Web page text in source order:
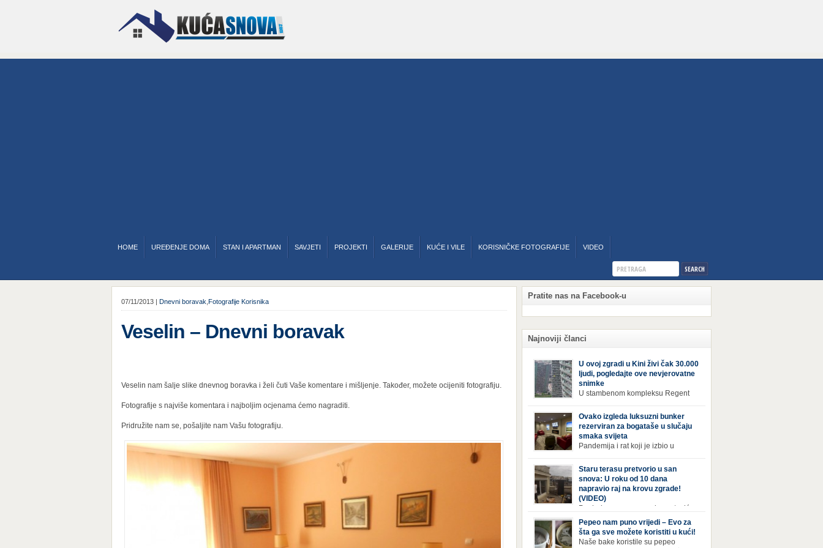
HOME UREĐENJE DOMA STAN I APARTMAN SAVJETI PROJEKTI GALERIJE KUĆE I VILE KORISNIČKE FOTOGRAFIJE VIDEO
07/11/2013 | Dnevni boravak Fotografije Korisnika
Veselin – Dnevni boravak
Veselin nam šalje slike dnevnog boravka i želi čuti Vaše komentare i mišljenje. Također, možete ocijeniti fotografiju.
Fotografije s najviše komentara i najboljim ocjenama ćemo nagraditi.
Pridružite nam se, pošaljite nam Vašu fotografiju.
Pratite nas na Facebook-u
Najnoviji članci
U ovoj zgradi u Kini živi čak 30.000
ljudi, pogledajte ove nevjerovatne
snimke
U stambenom kompleksu Regent
Qianjiang Century Cityju u poslovnoj četvrti
Hangzhoua u Kini, trenutno živi gotovo 30 hiljada
ljudi, koji nikad ne moraju izaći iz njega. Naime, s
obzirom na to da unutar zgrade mogu pronaći sve
potrepštine koje im zatrebaju, stanari ovog
njega ako […]
Ovako izgleda luksuzni bunker
rezerviran za bogataše u slučaju
smaka svijeta
Pandemija i rat koji je izbio u
siguran od katastrofa koje mogu zadesiti svijet
kakav poznajemo. I dok se većina ljudi nada da
situacija u svijetu neće postati još gora te da su
prijetnje nuklearnim oružjem isprazne, ima i onih
koji se spremaju za najgori scenariji. Naime,
Staru terasu pretvorio u san
snova: U roku od 10 dana
napravio raj na krovu zgrade!
(VIDEO)
Pogled na ovu prepravku, ostaviće
vas bez daha Život na zadnjem spratu zgrade ima
svojih prednosti, ali i mana. Izloženost kiši, suncu,
vetru i snijegu čini da se materijali brže troše, a
Pepeo nam puno vrijedi – Evo za
šta ga sve možete koristiti u kući!
Naše bake koristile su pepeo